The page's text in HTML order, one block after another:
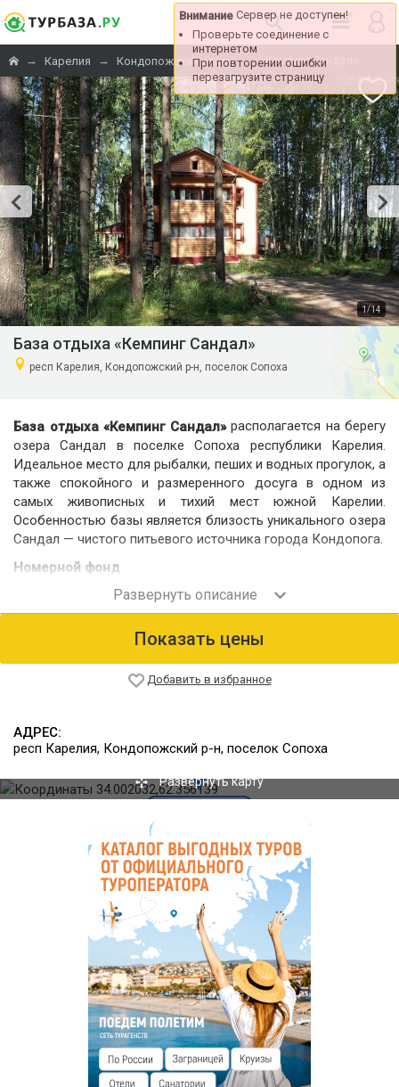
Внимание Сервер не доступен!
Проверьте соединение с
интернетом
При повторении ошибки
перезагрузите страницу
→ Карелия → Кондопожский район → «Кемпинг Сандал»
1 /14
База отдыха «Кемпинг Сандал»
респ Карелия, Кондопожский р-н, поселок Сопоха
База отдыха «Кемпинг Сандал»располагается на берегу
озера Сандал в поселке Сопоха республики Карелия.
Идеальное место для рыбалки, пеших и водных прогулок, а
также спокойного и размеренного досуга в одном из
самых живописных и тихий мест южной Карелии.
Особенностью базы является близость уникального озера
Сандал — чистого питьевого источника города Кондопога.
Номерной фонд
Номерной фонд турбазы состоит из 3 жилых корпусов с
уютными номерами различной вместимости со всеми
комфортабельный коттедж на берегу озера.
По желанию можно разместиться в палатке в специальной
кемпинговой зоне.
Отдыхающим предлагается комплексное питание за
дополнительную плату в кафе-баре турбазы. В стоимость
Также можно готовить самостоятельно — в каждом
корпусе оборудована кухня, оснащенная всем
необходимым для приготовления пищи. Для барбекю
предусмотрены беседки с мангалами для барбекю.
Инфраструктура
Парковка, беседки, мангал, бани, спортивная площадка,
настольный теннис, пункт проката лодок, катамаранов,
катеров, снегоходов, рыболовного и спортинвентаря,
детская площадка.
Дополнительные услуги
Организация рыбалки, экскурсий.
Показать цены
Добавить в избранное
АДРЕС:
респ Карелия, Кондопожский р-н, поселок Сопоха
Развернуть карту